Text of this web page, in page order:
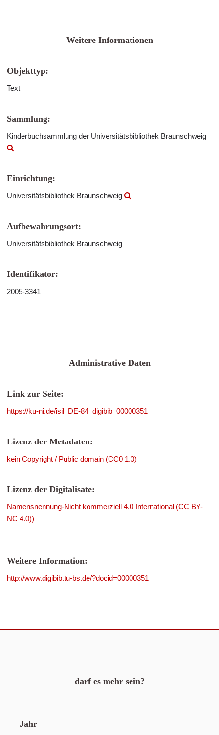
Weitere Informationen
Objekttyp:
Text
Sammlung:
Kinderbuchsammlung der Universitätsbibliothek Braunschweig
Einrichtung:
Universitätsbibliothek Braunschweig
Aufbewahrungsort:
Universitätsbibliothek Braunschweig
Identifikator:
2005-3341
Administrative Daten
Link zur Seite:
https://ku-ni.de/isil_DE-84_digibib_00000351
Lizenz der Metadaten:
kein Copyright / Public domain (CC0 1.0)
Lizenz der Digitalisate:
Namensnennung-Nicht kommerziell 4.0 International (CC BY-
NC 4.0))
Weitere Information:
http://www.digibib.tu-bs.de/?docid=00000351
darf es mehr sein?
Jahr